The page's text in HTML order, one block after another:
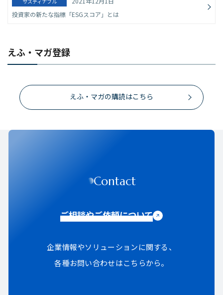
投資家の新たな指標「ESGスコア」とは
えふ・マガ登録
えふ・マガの購読はこちら
Contact
ご相談やご依頼について
企業情報やソリューションに関する、
各種お問い合わせはこちらから。